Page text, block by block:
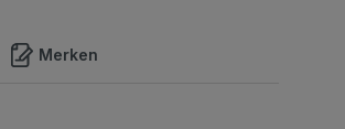
Merken